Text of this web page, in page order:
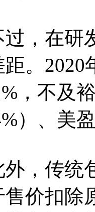
在研发
距。
，不及
）、美
传统包
售价扣除